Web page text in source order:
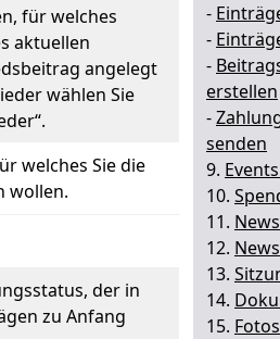
für welches
aktuellen
angelegt
wählen Sie
welches Sie die
wollen.
der in
zu Anfang
-
-
-
erstellen
-
senden
9.
10.
11.
12.
13.
14.
15. Fotos